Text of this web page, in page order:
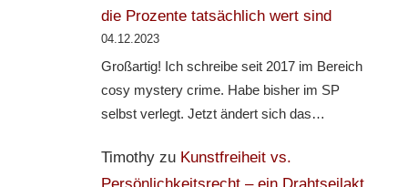
die Prozente tatsächlich wert sind
04.12.2023
Großartig! Ich schreibe seit 2017 im Bereich
cosy mystery crime. Habe bisher im SP
selbst verlegt. Jetzt ändert sich das…
Timothyzu Kunstfreiheit vs.